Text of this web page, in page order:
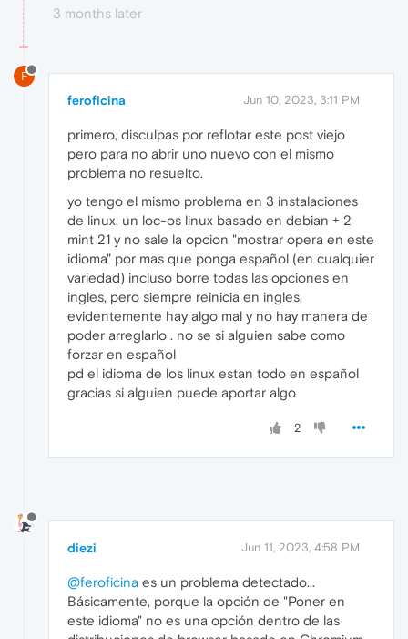
3 months later
F
feroficina Jun 10, 2023, 3:11 PM
primero, disculpas por reflotar este post viejo
pero para no abrir uno nuevo con el mismo
problema no resuelto.
yo tengo el mismo problema en 3 instalaciones
de linux, un loc-os linux basado en debian + 2
mint 21 y no sale la opcion "mostrar opera en este
idioma" por mas que ponga español (en cualquier
variedad) incluso borre todas las opciones en
ingles, pero siempre reinicia en ingles,
evidentemente hay algo mal y no hay manera de
poder arreglarlo . no se si alguien sabe como
forzar en español
pd el idioma de los linux estan todo en español
gracias si alguien puede aportar algo
2
diezi Jun 11, 2023, 4:58 PM
@feroficina es un problema detectado...
Básicamente, porque la opción de "Poner en
este idioma" no es una opción dentro de las